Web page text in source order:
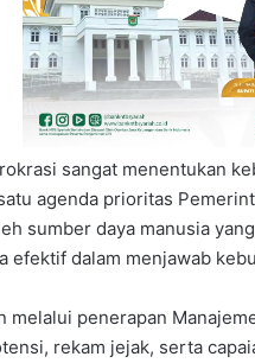
sangat menentukan
agenda prioritas
sumber daya manusia
efektif dalam menjawab
penerapan
rekam jejak, serta